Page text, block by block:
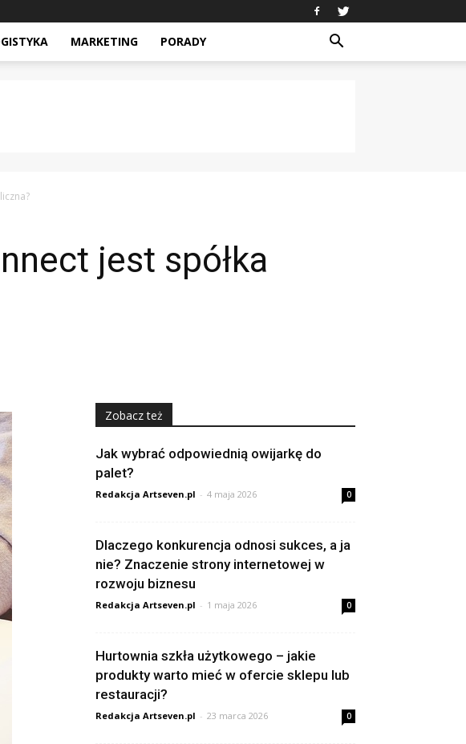
MARKETING PORADY
jest spółka
Zobacz też
Jak wybrać odpowiednią owijarkę do
palet?
Redakcja Artseven.pl - 4 maja 2026 0
Dlaczego konkurencja odnosi sukces, a ja
nie? Znaczenie strony internetowej w
rozwoju biznesu
Redakcja Artseven.pl - 1 maja 2026 0
Hurtownia szkła użytkowego – jakie
produkty warto mieć w ofercie sklepu lub
restauracji?
Redakcja Artseven.pl - 23 marca 2026 0